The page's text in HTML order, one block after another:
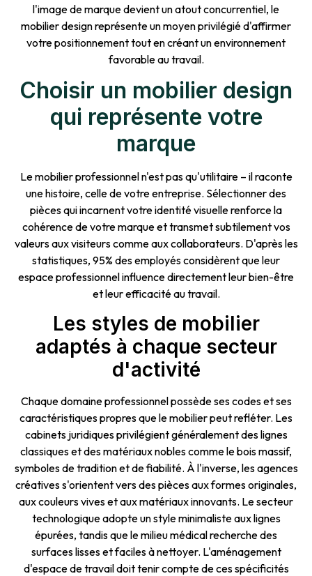
l'image de marque devient un atout concurrentiel, le
mobilier design représente un moyen privilégié d'affirmer
votre positionnement tout en créant un environnement
favorable au travail.
Choisir un mobilier design
qui représente votre
marque
Le mobilier professionnel n'est pas qu'utilitaire – il raconte
une histoire, celle de votre entreprise. Sélectionner des
pièces qui incarnent votre identité visuelle renforce la
cohérence de votre marque et transmet subtilement vos
valeurs aux visiteurs comme aux collaborateurs. D'après les
statistiques, 95% des employés considèrent que leur
espace professionnel influence directement leur bien-être
et leur efficacité au travail.
Les styles de mobilier
adaptés à chaque secteur
d'activité
Chaque domaine professionnel possède ses codes et ses
caractéristiques propres que le mobilier peut refléter. Les
cabinets juridiques privilégient généralement des lignes
classiques et des matériaux nobles comme le bois massif,
symboles de tradition et de fiabilité. À l'inverse, les agences
créatives s'orientent vers des pièces aux formes originales,
aux couleurs vives et aux matériaux innovants. Le secteur
technologique adopte un style minimaliste aux lignes
épurées, tandis que le milieu médical recherche des
surfaces lisses et faciles à nettoyer. L'aménagement
d'espace de travail doit tenir compte de ces spécificités